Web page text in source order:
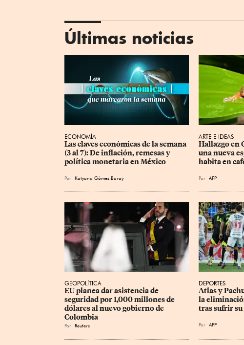
Últimas noticias
ECONOMÍA
Las claves económicas de la semana
(3 al 7): De inflación, remesas y
política monetaria en México
Por Katyana Gómez Baray
ARTE E IDEAS
Hallazgo en
una nueva
habita en
Por AFP
GEOPOLÍTICA
EU planea dar asistencia de
seguridad por 1,000 millones de
dólares al nuevo gobierno de
Colombia
Por Reuters
DEPORTES
Atlas y
la
tras sufrir su
Por AFP